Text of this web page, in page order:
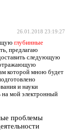
26.01.2018 23:19:27
глубинные
предлагаю
следующую
которой мною будет
и науки
мой электронный
проблемы